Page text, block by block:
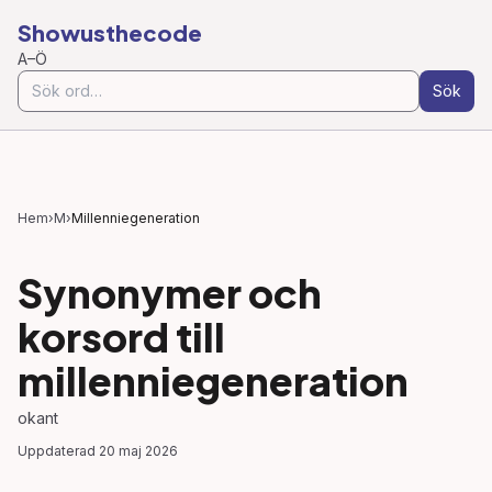
Showusthecode
A–Ö
Sök
Hem›M›Millenniegeneration
Synonymer och
korsord till
millenniegeneration
okant
Uppdaterad 20 maj 2026